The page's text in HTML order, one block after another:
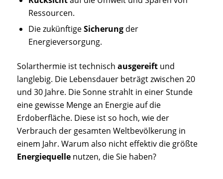
Ressourcen.
Die zukünftigeSicherungder
Energieversorgung.
Solarthermie ist technisch ausgereiftund
langlebig. Die Lebensdauer beträgt zwischen 20
und 30 Jahre. Die Sonne strahlt in einer Stunde
eine gewisse Menge an Energie auf die
Erdoberfläche. Diese ist so hoch, wie der
Verbrauch der gesamten Weltbevölkerung in
einem Jahr. Warum also nicht effektiv die größte
Energiequellenutzen, die Sie haben?